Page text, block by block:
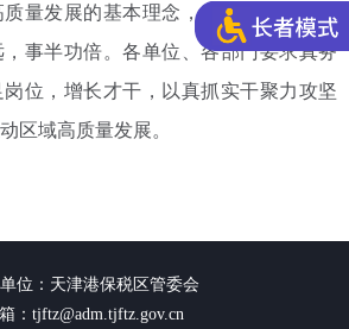
量发展的基本理念，对标对表，明确
事半功倍。各单位、各部门要求真务
位，增长才干，以真抓实干聚力攻坚
区域高质量发展。
位：天津港保税区管委会
：tjftz@adm.tjftz.gov.cn